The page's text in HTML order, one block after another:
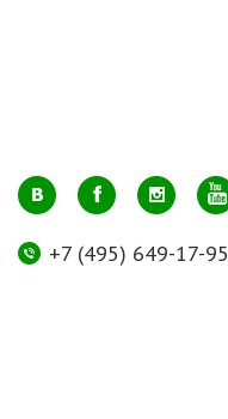
+7 (495) 649-17-95